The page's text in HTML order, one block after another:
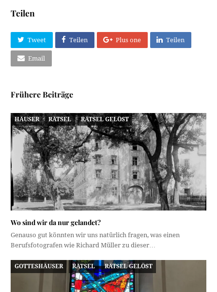
Teilen
Tweet Teilen Plus one Teilen
Email
Frühere Beiträge
HÄUSER RÄTSEL RÄTSEL GELÖST
Wo sind wir da nur gelandet?
Genauso gut könnten wir uns natürlich fragen, was einen
Berufsfotografen wie Richard Müller zu dieser…
GOTTESHÄUSER RÄTSEL RÄTSEL GELÖST